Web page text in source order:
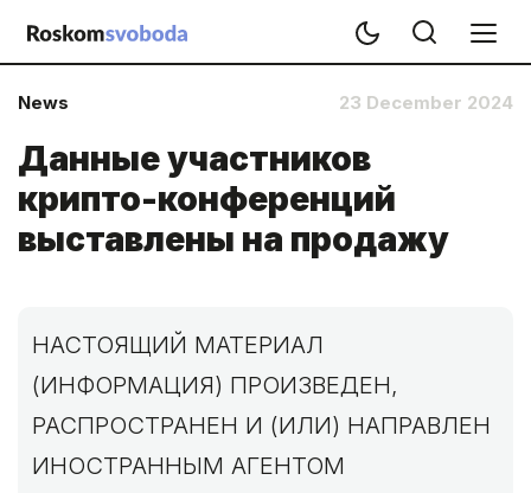
News 23 December 2024
Данные участников
крипто-конференций
выставлены на продажу
НАСТОЯЩИЙ МАТЕРИАЛ
(ИНФОРМАЦИЯ) ПРОИЗВЕДЕН,
РАСПРОСТРАНЕН И (ИЛИ) НАПРАВЛЕН
ИНОСТРАННЫМ АГЕНТОМ